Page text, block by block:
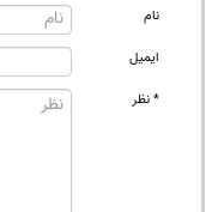
نام
ایمیل
* نظر